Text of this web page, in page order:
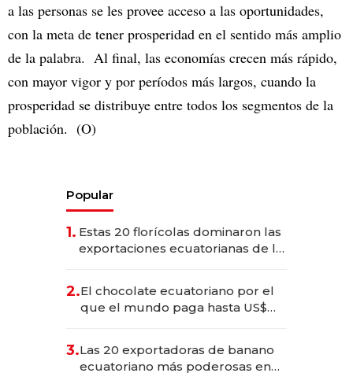
a las personas se les provee acceso a las oportunidades,
con la meta de tener prosperidad en el sentido más amplio
de la palabra. Al final, las economías crecen más rápido,
con mayor vigor y por períodos más largos, cuando la
prosperidad se distribuye entre todos los segmentos de la
población. (O)
Popular
1. Estas 20 florícolas dominaron las
exportaciones ecuatorianas de la
2.El chocolate ecuatoriano por el
que el mundo paga hasta US$
3.Las 20 exportadoras de banano
ecuatoriano más poderosas en